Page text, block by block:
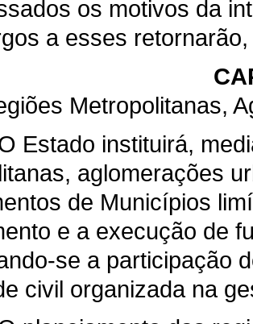
os motivos da
a esses
Metropolitanas,
Estado instituirá,
aglomerações
de Municípios
e a execução de
se a participação
civil organizada na